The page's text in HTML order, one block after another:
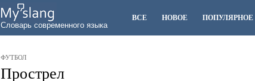
Словарь современного языка
ВСЕ НОВОЕ ПОПУЛЯРНОЕ
ФУТБОЛ
Прострел